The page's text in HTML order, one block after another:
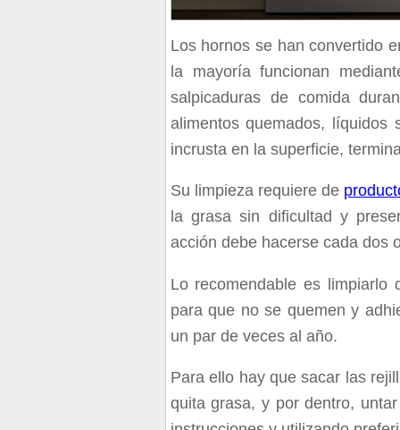
Los hornos se han convertido
la mayoría funcionan
salpicaduras de comida
alimentos quemados, líquidos
incrusta en la superficie,
Su limpieza requiere de
la grasa sin dificultad y
acción debe hacerse cada dos
Lo recomendable es limpiarlo
para que no se quemen y
un par de veces al año.
Para ello hay que sacar las
quita grasa, y por dentro,